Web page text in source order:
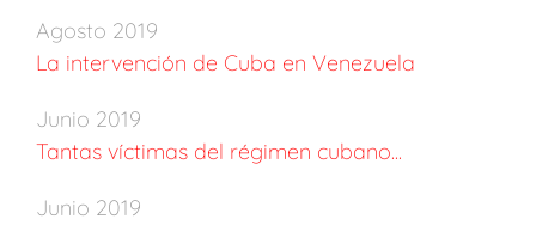
Agosto 2019
La intervención de Cuba en Venezuela
Junio 2019
Tantas víctimas del régimen cubano...
Junio 2019